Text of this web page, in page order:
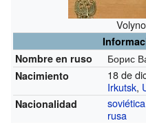
Nombre en ruso
Борис
Nacimiento
18 de
Irkutsk,
Nacionalidad
soviética
rusa